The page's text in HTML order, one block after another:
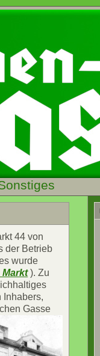
44 von
der Betrieb
wurde
). Zu
Inhabers,
Gasse